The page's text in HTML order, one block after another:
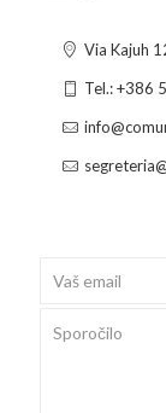
Via Kajuh
Tel.: +386